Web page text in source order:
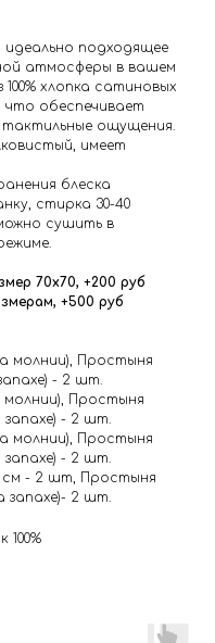
идеально подходящее
атмосферы в вашем
хлопка сатиновых
что обеспечивает
ощущения.
имеет
блеска
стирка 30-40
сушить в
70х70, +200 руб
+500 руб
молнии), Простыня
- 2 шт.
молнии), Простыня
запахе) - 2 шт.
молнии), Простыня
запахе) - 2 шт.
см - 2 шт, Простыня
запахе)- 2 шт.